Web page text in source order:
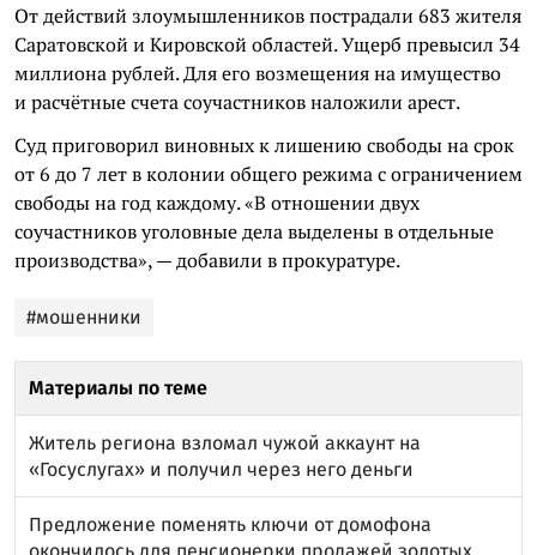
От действий злоумышленников пострадали 683 жителя
Саратовской и Кировской областей. Ущерб превысил 34
миллиона рублей. Для его возмещения на имущество
и расчётные счета соучастников наложили арест.
Суд приговорил виновных к лишению свободы на срок
от 6 до 7 лет в колонии общего режима с ограничением
свободы на год каждому. «В отношении двух
соучастников уголовные дела выделены в отдельные
производства», — добавили в прокуратуре.
#мошенники
Материалы по теме
Житель региона взломал чужой аккаунт на
«Госуслугах» и получил через него деньги
Предложение поменять ключи от домофона
окончилось для пенсионерки продажей золотых